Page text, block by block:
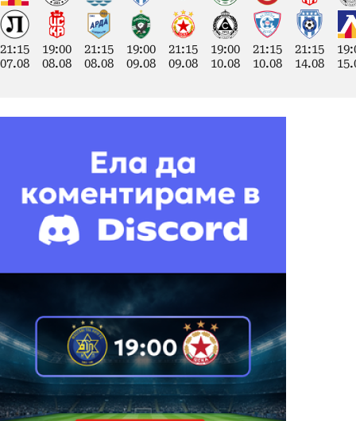
21:15
07.08
19:00
08.08
21:15
08.08
19:00
09.08
21:15
09.08
19:00
10.08
21:15
10.08
21:15
14.08